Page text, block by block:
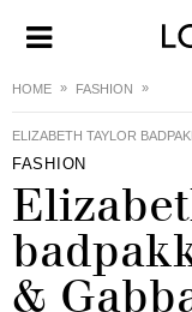
HOME FASHION
ELIZABETH TAYLOR
FASHION
&